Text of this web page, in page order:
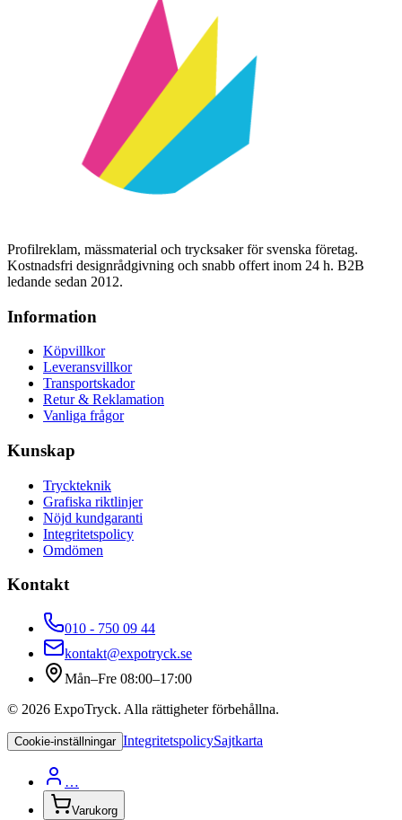
Profilreklam, mässmaterial och trycksaker för svenska företag.
Kostnadsfri designrådgivning och snabb offert inom 24 h. B2B
ledande sedan 2012.
Information
Köpvillkor
Leveransvillkor
Transportskador
Retur & Reklamation
Vanliga frågor
Kunskap
Tryckteknik
Grafiska riktlinjer
Nöjd kundgaranti
Integritetspolicy
Omdömen
Kontakt
010 - 750 09 44
kontakt@expotryck.se
Mån–Fre 08:00–17:00
© 2026 ExpoTryck. Alla rättigheter förbehållna.
Cookie-inställningar IntegritetspolicySajtkarta
…
Varukorg